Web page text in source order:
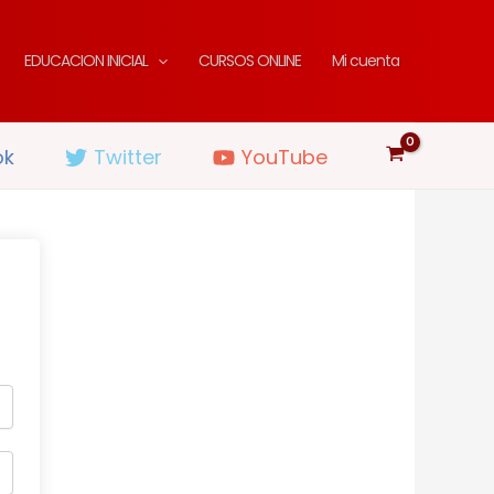
EDUCACION INICIAL CURSOS ONLINE Mi cuenta
Twitter YouTube